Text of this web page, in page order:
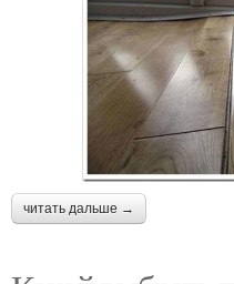
читать дальше →